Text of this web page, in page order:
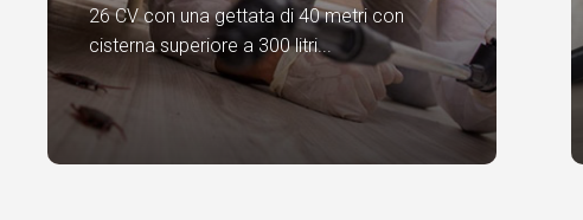
26 CV con una gettata di 40 metri con
cisterna superiore a 300 litri...